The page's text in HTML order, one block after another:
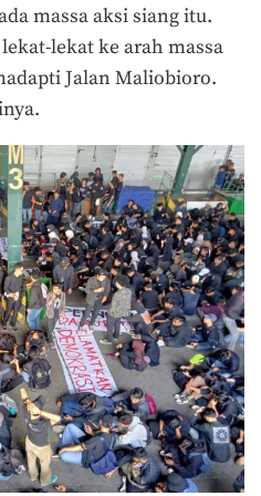
massa aksi siang itu.
lekat ke arah massa
Jalan Maliobioro.